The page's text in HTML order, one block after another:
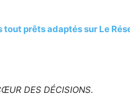
prêts adaptés sur Le
DES DÉCISIONS.